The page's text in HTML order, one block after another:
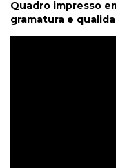
Quadro impresso
gramatura e